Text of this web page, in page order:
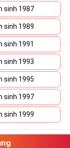
sinh 1987
sinh 1989
sinh 1991
sinh 1993
sinh 1995
sinh 1997
sinh 1999